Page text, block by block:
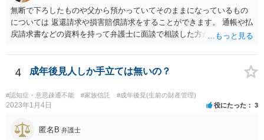
無断で下ろしたものや父から預かっていてそのままになっているもの
については 返還請求や損害賠償請求をすることができます。 通帳や払
戻請求書などの資料を持って弁護士に面談で相談した方がよいと思い
4 成年後見人しか手立ては無いの？
#認知症・意思疎通不能 #家族信託 #成年後見(生前の財産管理)
2023年1月4日 役にたった 3
匿名B 弁護士